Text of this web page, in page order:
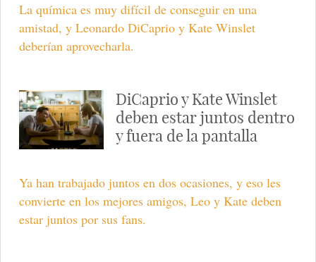
La química es muy difícil de conseguir en una
amistad, y Leonardo DiCaprio y Kate Winslet
deberían aprovecharla.
DiCaprio y Kate Winslet
deben estar juntos dentro
y fuera de la pantalla
Ya han trabajado juntos en dos ocasiones, y eso les
convierte en los mejores amigos, Leo y Kate deben
estar juntos por sus fans.